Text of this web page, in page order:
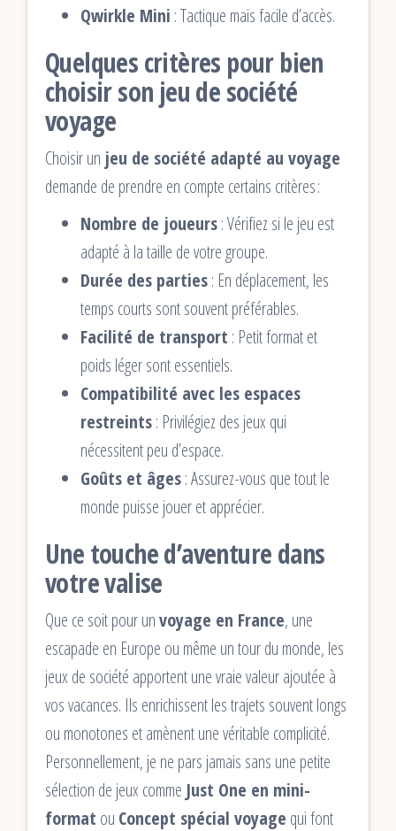
Qwirkle Mini : Tactique mais facile d’accès.
Quelques critères pour bien
choisir son jeu de société
voyage
Choisir un jeu de société adapté au voyage
demande de prendre en compte certains critères :
Nombre de joueurs: Vérifiez si le jeu est
adapté à la taille de votre groupe.
Durée des parties: En déplacement, les
temps courts sont souvent préférables.
Facilité de transport : Petit format et
poids léger sont essentiels.
Compatibilité avec les espaces
restreints: Privilégiez des jeux qui
nécessitent peu d’espace.
Goûts et âges: Assurez-vous que tout le
monde puisse jouer et apprécier.
Une touche d’aventure dans
votre valise
Que ce soit pour unvoyage en France, une
escapade en Europe ou même un tour du monde, les
jeux de société apportent une vraie valeur ajoutée à
vos vacances. Ils enrichissent les trajets souvent longs
ou monotones et amènent une véritable complicité.
Personnellement, je ne pars jamais sans une petite
sélection de jeux comme Just One en mini-
format ou Concept spécial voyage qui font